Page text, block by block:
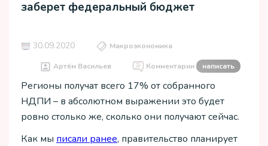
заберет федеральный бюджет
30.09.2020 Макроэкономика
Артём Васильев Комментарии написать
Регионы получат всего 17% от собранного
НДПИ – в абсолютном выражении это будет
ровно столько же, сколько они получают сейчас.
Как мы писали ранее, правительство планирует